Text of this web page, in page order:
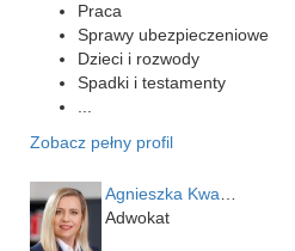
Praca
Sprawy ubezpieczeniowe
Dzieci i rozwody
Spadki i testamenty
Zobacz pełny profil
Adwokat